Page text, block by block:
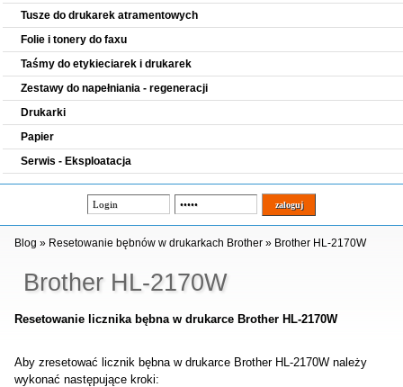
Tusze do drukarek atramentowych
Folie i tonery do faxu
Taśmy do etykieciarek i drukarek
Zestawy do napełniania - regeneracji
Drukarki
Papier
Serwis - Eksploatacja
Brother HL-2170W
Blog » Resetowanie bębnów w drukarkach Brother » Brother HL-2170W
Resetowanie licznika bębna w drukarce Brother HL-2170W
Aby zresetować licznik bębna w drukarce Brother HL-2170W należy
wykonać następujące kroki: